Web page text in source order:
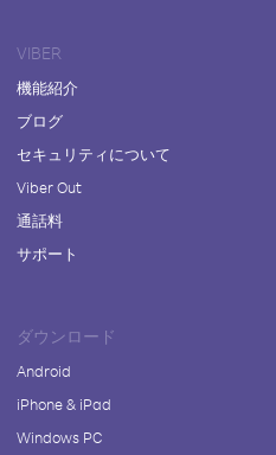
VIBER
機能紹介
ブログ
セキュリティについて
Viber Out
通話料
サポート
ダウンロード
Android
iPhone & iPad
Windows PC